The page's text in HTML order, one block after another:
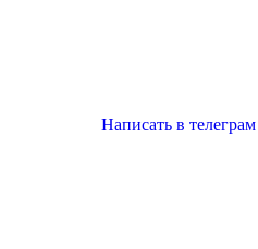
Написать в телеграм